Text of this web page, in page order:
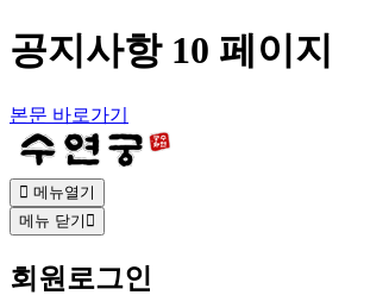
공지사항 10 페이지
본문 바로가기
메뉴열기
메뉴 닫기
회원로그인